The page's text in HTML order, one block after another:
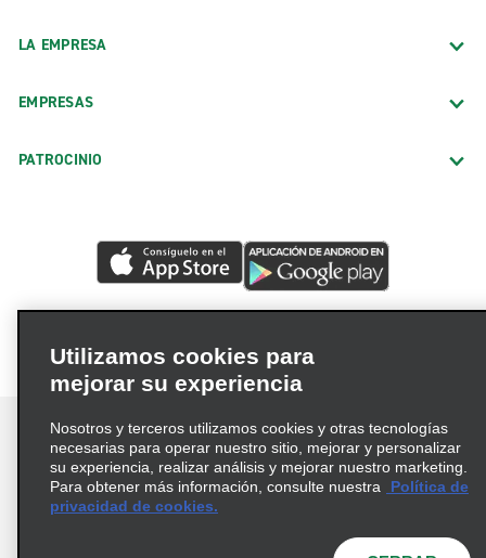
LA EMPRESA
EMPRESAS
PATROCINIO
Términos de uso
Política de privacidad
Utilizamos cookies para
mejorar su experiencia
Nosotros y terceros utilizamos cookies y otras tecnologías
necesarias para operar nuestro sitio, mejorar y personalizar
su experiencia, realizar análisis y mejorar nuestro marketing.
Para obtener más información, consulte nuestra
Política de
privacidad de cookies.